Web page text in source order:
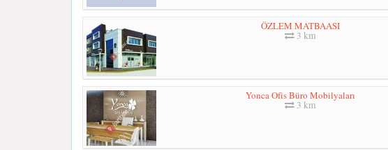
ÖZLEM MATBAASI
3 km
Yonca Ofis Büro Mobilyaları
3 km